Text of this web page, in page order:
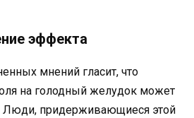
эффекта
мнений гласит, что
на голодный желудок может
Люди, придерживающиеся этой